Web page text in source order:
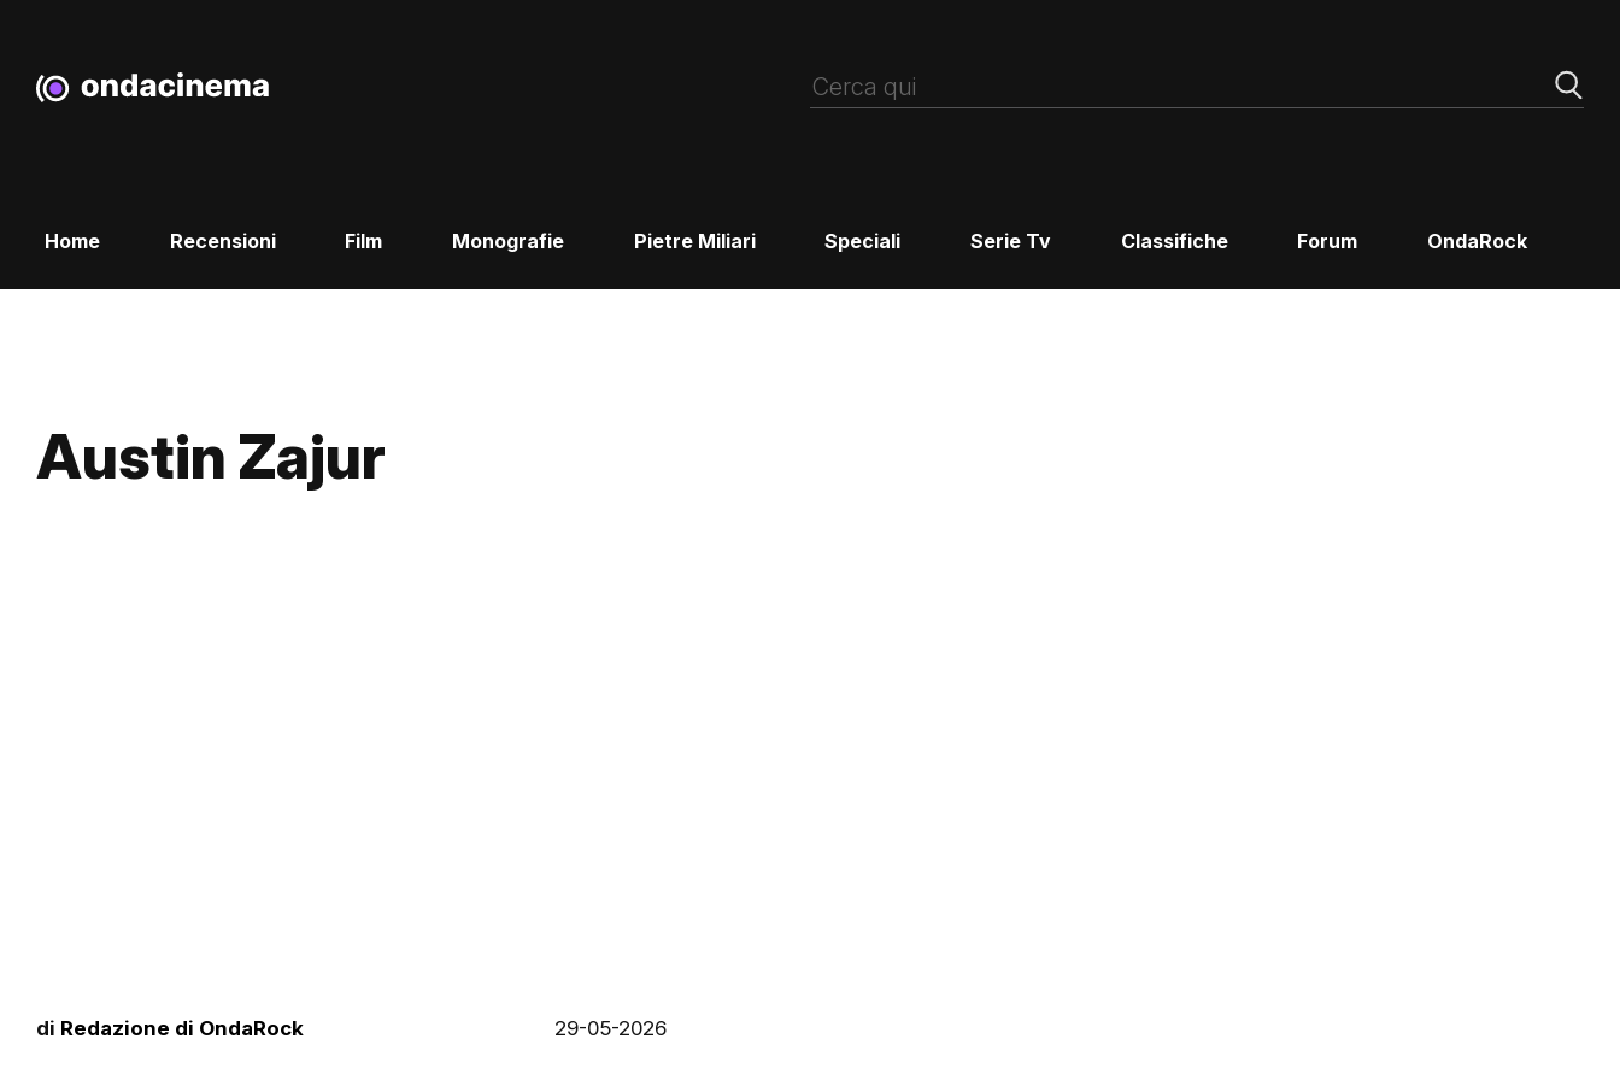
Home Recensioni Film Monografie Pietre Miliari Speciali Serie Tv Classifiche Forum OndaRock
Austin Zajur
di Redazione di OndaRock 29-05-2026